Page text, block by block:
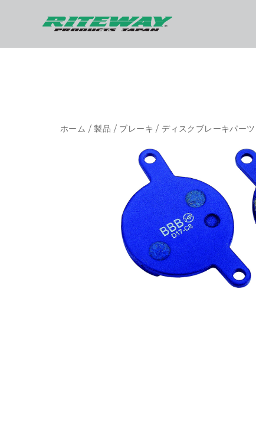
ホーム /製品 / ブレーキ /ディスクブレーキパーツ